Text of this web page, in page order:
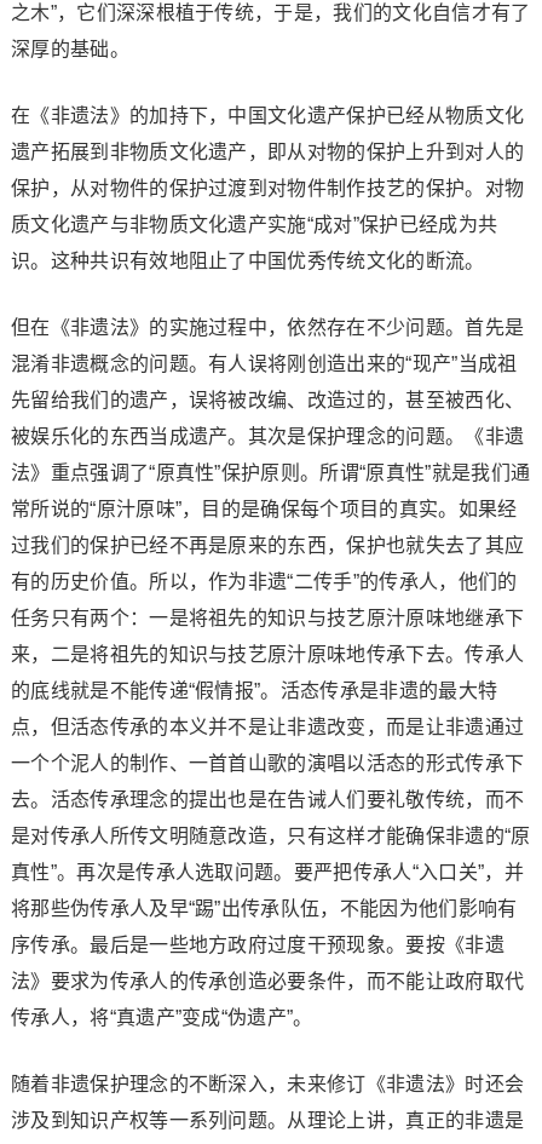
之木”，它们深深根植于传统，于是，我们的文化自信才有了
深厚的基础。
在《非遗法》的加持下，中国文化遗产保护已经从物质文化
遗产拓展到非物质文化遗产，即从对物的保护上升到对人的
保护，从对物件的保护过渡到对物件制作技艺的保护。对物
质文化遗产与非物质文化遗产实施“成对”保护已经成为共
识。这种共识有效地阻止了中国优秀传统文化的断流。
但在《非遗法》的实施过程中，依然存在不少问题。首先是
混淆非遗概念的问题。有人误将刚创造出来的“现产”当成祖
先留给我们的遗产，误将被改编、改造过的，甚至被西化、
被娱乐化的东西当成遗产。其次是保护理念的问题。《非遗
法》重点强调了“原真性”保护原则。所谓“原真性”就是我们通
常所说的“原汁原味”，目的是确保每个项目的真实。如果经
过我们的保护已经不再是原来的东西，保护也就失去了其应
有的历史价值。所以，作为非遗“二传手”的传承人，他们的
任务只有两个：一是将祖先的知识与技艺原汁原味地继承下
来，二是将祖先的知识与技艺原汁原味地传承下去。传承人
的底线就是不能传递“假情报”。活态传承是非遗的最大特
点，但活态传承的本义并不是让非遗改变，而是让非遗通过
一个个泥人的制作、一首首山歌的演唱以活态的形式传承下
去。活态传承理念的提出也是在告诫人们要礼敬传统，而不
是对传承人所传文明随意改造，只有这样才能确保非遗的“原
真性”。再次是传承人选取问题。要严把传承人“入口关”，并
将那些伪传承人及早“踢”出传承队伍，不能因为他们影响有
序传承。最后是一些地方政府过度干预现象。要按《非遗
法》要求为传承人的传承创造必要条件，而不能让政府取代
传承人，将“真遗产”变成“伪遗产”。
随着非遗保护理念的不断深入，未来修订《非遗法》时还会
涉及到知识产权等一系列问题。从理论上讲，真正的非遗是